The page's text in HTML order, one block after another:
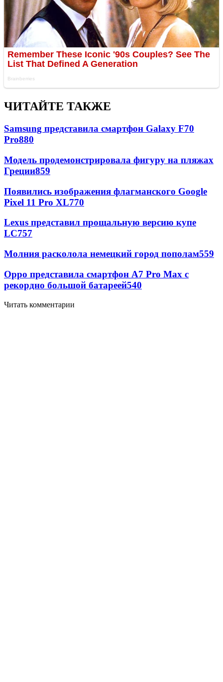
ЧИТАЙТЕ ТАКЖЕ
Samsung представила смартфон Galaxy F70
Pro880
Модель продемонстрировала фигуру на пляжах
Греции859
Появились изображения флагманского Google
Pixel 11 Pro XL770
Lexus представил прощальную версию купе
LC757
Молния расколола немецкий город пополам559
Oppo представила смартфон A7 Pro Max с
рекордно большой батареей540
Читать комментарии